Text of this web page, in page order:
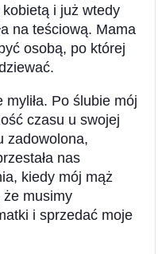
i już wtedy
na teściową. Mama
osobą, po której
Po ślubie mój
czasu u swojej
zadowolona,
nas
kiedy mój mąż
że musimy
i sprzedać moje